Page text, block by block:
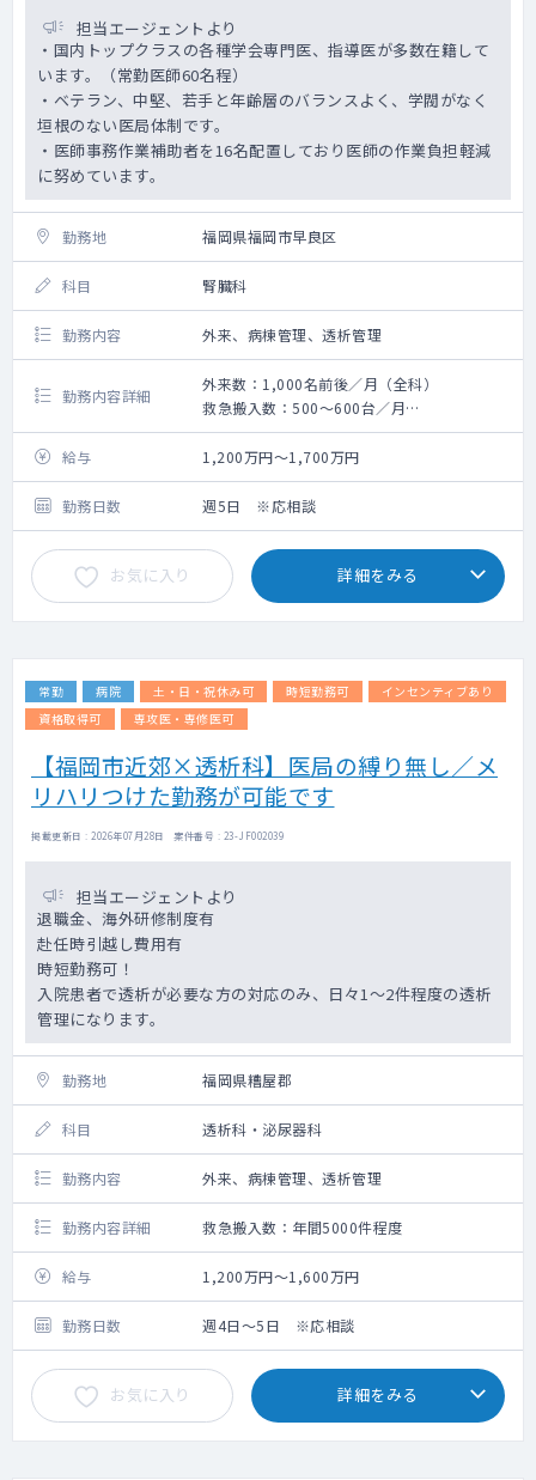
担当エージェントより
・国内トップクラスの各種学会専門医、指導医が多数在籍して
います。（常勤医師60名程）
・ベテラン、中堅、若手と年齢層のバランスよく、学閥がなく
垣根のない医局体制です。
・医師事務作業補助者を16名配置しており医師の作業負担軽減
に努めています。
勤務地 福岡県福岡市早良区
科目 腎臓科
勤務内容 外来、病棟管理、透析管理
勤務内容詳細
外来数：1,000名前後／月（全科）
救急搬入数：500～600台／月
手術数：100～120件／月（外科系全て）
給与
1,200万円～1,700万円
勤務日数 週5日 ※応相談
お気に入り 詳細をみる
常勤 病院 土・日・祝休み可 時短勤務可
インセンティブあり
資格取得可
専攻医・専修医可
【福岡市近郊×透析科】医局の縛り無し／メ
リハリつけた勤務が可能です
掲載更新日 : 2026年07月28日 案件番号 : 23-JF002039
担当エージェントより
退職金、海外研修制度有
赴任時引越し費用有
時短勤務可！
入院患者で透析が必要な方の対応のみ、日々1～2件程度の透析
管理になります。
勤務地 福岡県糟屋郡
科目 透析科・泌尿器科
勤務内容 外来、病棟管理、透析管理
勤務内容詳細 救急搬入数：年間5000件程度
給与 1,200万円～1,600万円
勤務日数 週4日～5日 ※応相談
お気に入り 詳細をみる